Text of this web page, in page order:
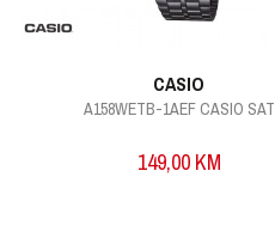
CASIO
A158WETB-1AEF CASIO SAT
149,00 KM